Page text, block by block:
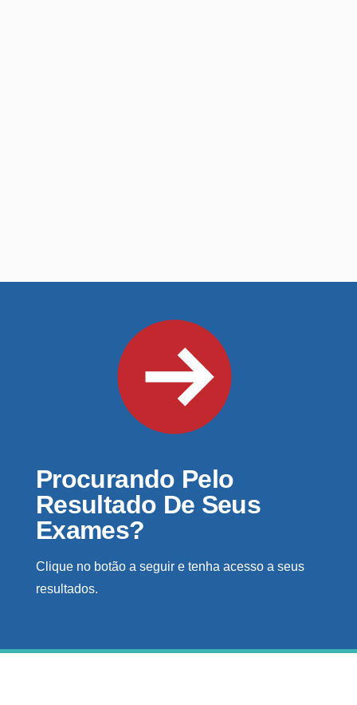
Procurando Pelo
Resultado De Seus
Exames?
Clique no botão a seguir e tenha acesso a seus
resultados.